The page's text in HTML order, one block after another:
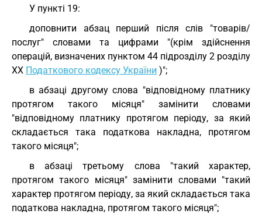
У пункті 19:
доповнити абзац перший після слів "товарів/
послуг" словами та цифрами "(крім здійснення
операцій, визначених пунктом 44 підрозділу 2 розділу
ХХ Податкового кодексу України )";
в абзаці другому слова "відповідному платнику
протягом такого місяця" замінити словами
"відповідному платнику протягом періоду, за який
складається така податкова накладна, протягом
такого місяця";
в абзаці третьому слова "такий характер,
протягом такого місяця" замінити словами "такий
характер протягом періоду, за який складається така
податкова накладна, протягом такого місяця";